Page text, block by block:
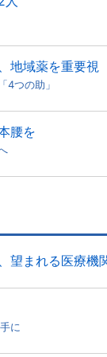
地域薬を重要視
4つの助」
腰を
望まれる医療機
に